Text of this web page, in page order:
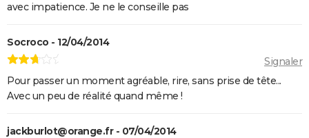
Gaston Lagaffe : intrigue, avis, streaming... Tout sur
avec impatience. Je ne le conseille pas
Socroco - 12/04/2014
Signaler
Pour passer un moment agréable, rire, sans prise de tête...
Avec un peu de réalité quand même !
jackburlot@orange.fr - 07/04/2014